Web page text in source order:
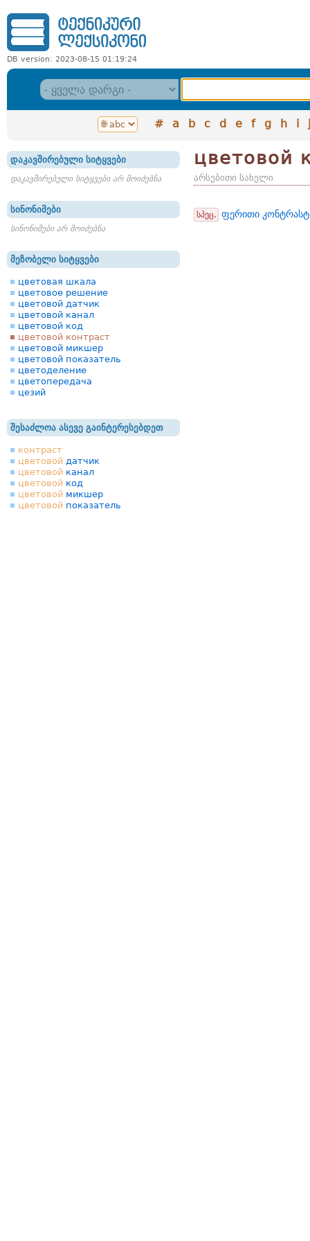
DB version: 2023-08-15 01:19:24
# a b c d e f g h i j
დაკავშირებული სიტყვები
დაკავშირებული სიტყვები არ მოიძებნა
სინონიმები
სინონიმები არ მოიძებნა
მეზობელი სიტყვები
цветовая шкала
цветовое решение
цветовой датчик
цветовой канал
цветовой код
цветовой контраст
цветовой микшер
цветовой показатель
цветоделение
цветопередача
цезий
შესაძლოა ასევე გაინტერესებდეთ
контраст
цветовой датчик
цветовой канал
цветовой код
цветовой микшер
цветовой показатель
цветовой
არსებითი სახელი
სპეც. ფერითი